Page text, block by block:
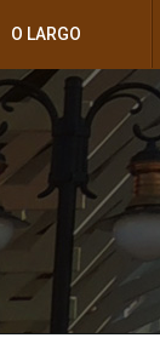
O LARGO